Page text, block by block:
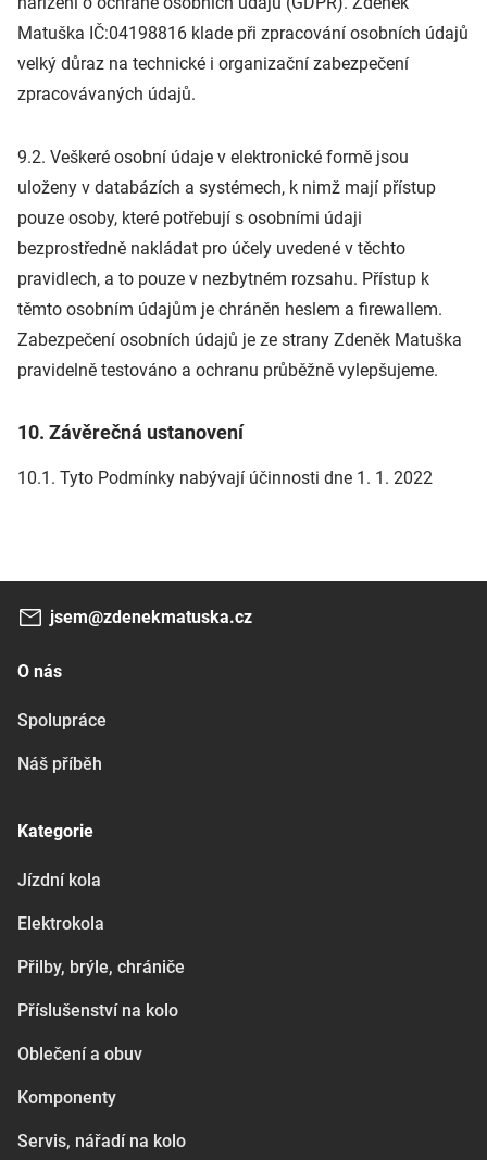
Matuška IČ:04198816 klade při zpracování osobních údajů
velký důraz na technické i organizační zabezpečení
zpracovávaných údajů.
9.2. Veškeré osobní údaje v elektronické formě jsou
uloženy v databázích a systémech, k nimž mají přístup
pouze osoby, které potřebují s osobními údaji
bezprostředně nakládat pro účely uvedené v těchto
pravidlech, a to pouze v nezbytném rozsahu. Přístup k
těmto osobním údajům je chráněn heslem a firewallem.
Zabezpečení osobních údajů je ze strany Zdeněk Matuška
pravidelně testováno a ochranu průběžně vylepšujeme.
10. Závěrečná ustanovení
10.1. Tyto Podmínky nabývají účinnosti dne 1. 1. 2022
jsem@zdenekmatuska.cz
O nás
Spolupráce
Náš příběh
Kategorie
Jízdní kola
Elektrokola
Přilby, brýle, chrániče
Příslušenství na kolo
Oblečení a obuv
Komponenty
Servis, nářadí na kolo